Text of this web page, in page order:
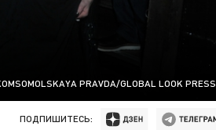
PRAVDA/GLOBAL LOOK PRESS
ПОДПИШИТЕСЬ: